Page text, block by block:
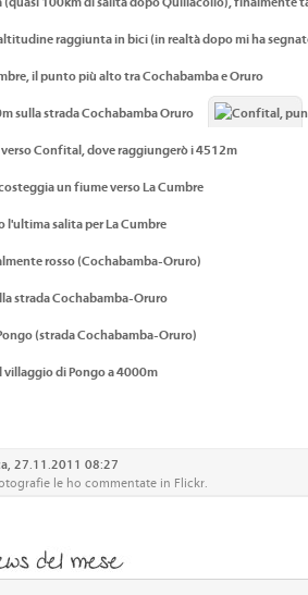
27.11.2011 08:27
le ho commentate in Flickr.